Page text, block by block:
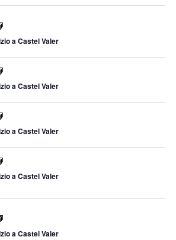
z
n
a Castel Valer
a Castel Valer
a Castel Valer
a Castel Valer
a Castel Valer